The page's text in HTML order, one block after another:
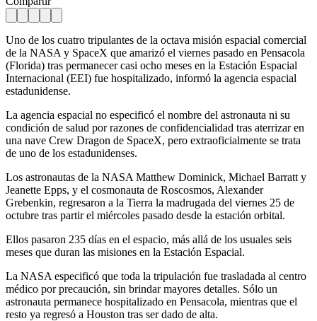
Uno de los cuatro tripulantes de la octava misión espacial comercial
de la NASA y SpaceX que amarizó el viernes pasado en Pensacola
(Florida) tras permanecer casi ocho meses en la Estación Espacial
Internacional (EEI) fue hospitalizado, informó la agencia espacial
estadunidense.
La agencia espacial no especificó el nombre del astronauta ni su
condición de salud por razones de confidencialidad tras aterrizar en
una nave Crew Dragon de SpaceX, pero extraoficialmente se trata
de uno de los estadunidenses.
Los astronautas de la NASA Matthew Dominick, Michael Barratt y
Jeanette Epps, y el cosmonauta de Roscosmos, Alexander
Grebenkin, regresaron a la Tierra la madrugada del viernes 25 de
octubre tras partir el miércoles pasado desde la estación orbital.
Ellos pasaron 235 días en el espacio, más allá de los usuales seis
meses que duran las misiones en la Estación Espacial.
La NASA especificó que toda la tripulación fue trasladada al centro
médico por precaución, sin brindar mayores detalles. Sólo un
astronauta permanece hospitalizado en Pensacola, mientras que el
resto ya regresó a Houston tras ser dado de alta.